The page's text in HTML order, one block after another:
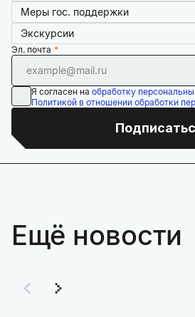
Меры гос. поддержки
Экскурсии
Эл. почта
Я согласен на обработку
Политикой в отношении обработки
Ещё новости